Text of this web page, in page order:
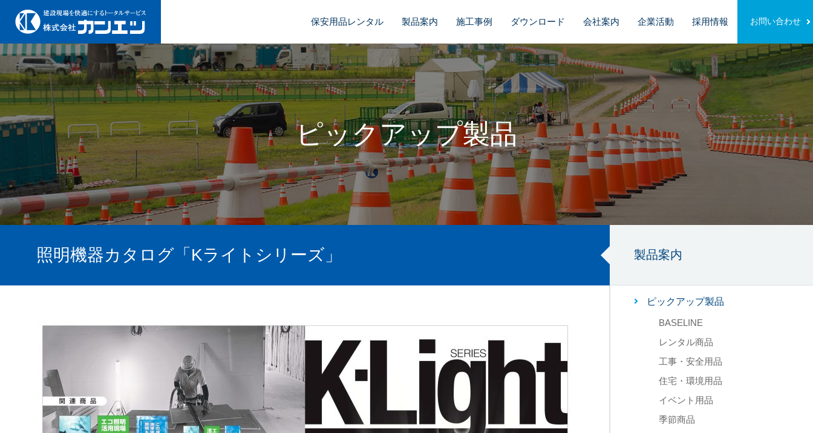
保安用品レンタル 製品案内 施工事例 ダウンロード 会社案内 企業活動 採用情報 お問い合わせ
ピックアップ製品
照明機器カタログ「Kライトシリーズ」 製品案内
ピックアップ製品
BASELINE
レンタル商品
工事・安全用品
住宅・環境用品
イベント用品
季節商品